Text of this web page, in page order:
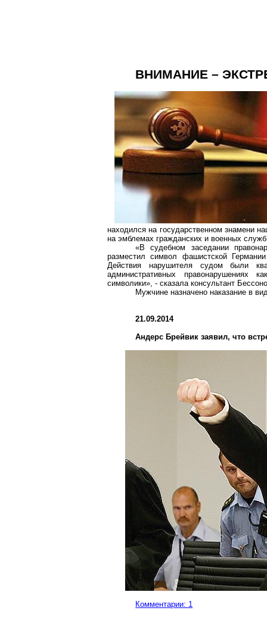
ВНИМАНИЕ –
находился на государственном знамени
на эмблемах гражданских и военных
«В судебном заседании
разместил символ фашистской
Действия нарушителя судом были
административных правонарушениях
символики», - сказала консультант
Мужчине назначено наказание в
21.09.2014
Андерс Брейвик заявил, что
Комментарии: 1